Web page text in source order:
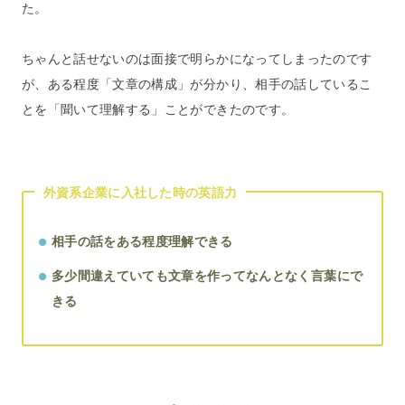
た。
ちゃんと話せないのは面接で明らかになってしまったのです
が、ある程度「文章の構成」が分かり、相手の話しているこ
とを「聞いて理解する」ことができたのです。
外資系企業に入社した時の英語力
相手の話をある程度理解できる
多少間違えていても文章を作ってなんとなく言葉にで
きる